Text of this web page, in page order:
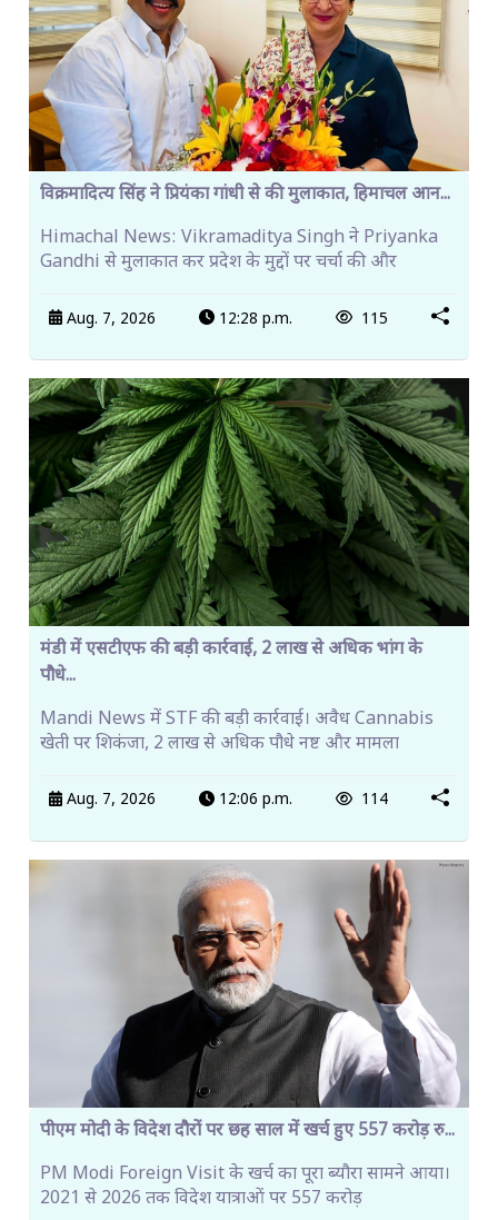
विक्रमादित्य सिंह ने प्रियंका गांधी से की मुलाकात, हिमाचल आन...
Himachal News: Vikramaditya Singh ने Priyanka
Gandhi से मुलाकात कर प्रदेश के मुद्दों पर चर्चा की और
Aug. 7, 2026 12:28 p.m. 115
मंडी में एसटीएफ की बड़ी कार्रवाई, 2 लाख से अधिक भांग के
पौधे...
Mandi News में STF की बड़ी कार्रवाई। अवैध Cannabis
खेती पर शिकंजा, 2 लाख से अधिक पौधे नष्ट और मामला
Aug. 7, 2026 12:06 p.m. 114
पीएम मोदी के विदेश दौरों पर छह साल में खर्च हुए 557 करोड़ रु...
PM Modi Foreign Visit के खर्च का पूरा ब्यौरा सामने आया।
2021 से 2026 तक विदेश यात्राओं पर 557 करोड़